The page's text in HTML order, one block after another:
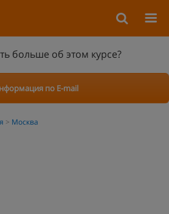
больше об этом курсе?
по E-mail
Москва